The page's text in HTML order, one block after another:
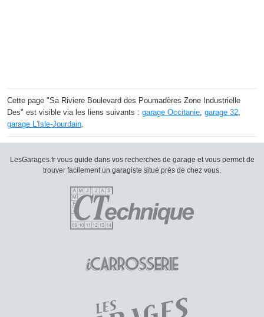
Cette page "Sa Riviere Boulevard des Poumadères Zone Industrielle
Des" est visible via les liens suivants : garage Occitanie, garage 32,
garage L'Isle-Jourdain.
LesGarages.fr vous guide dans vos recherches de garage et vous permet de
trouver facilement un garagiste situé près de chez vous.